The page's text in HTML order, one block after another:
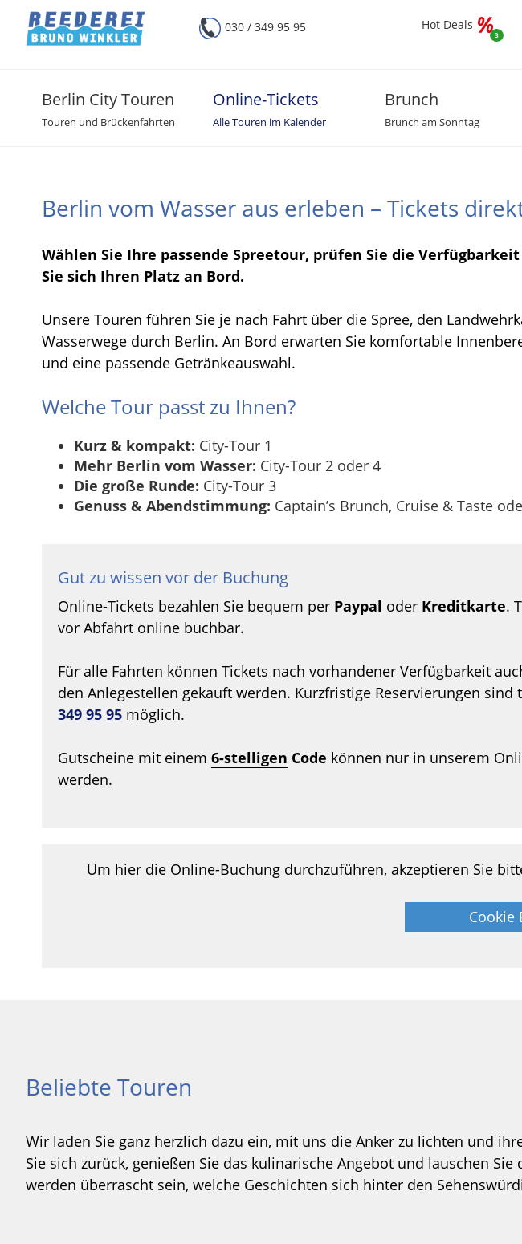
030 / 349 95 95 Hot Deals
3
Berlin City Touren
Touren und Brückenfahrten
Online-Tickets
Alle Touren im Kalender
Brunch
Brunch am Sonntag
Berlin vom Wasser aus erleben – Tickets
Wählen Sie Ihre passende Spreetour, prüfen Sie die
Sie sich Ihren Platz an Bord.
Unsere Touren führen Sie je nach Fahrt über die Spree, den
Wasserwege durch Berlin. An Bord erwarten Sie komfortable
und eine passende Getränkeauswahl.
Welche Tour passt zu Ihnen?
Kurz & kompakt: City-Tour 1
Mehr Berlin vom Wasser: City-Tour 2 oder 4
Die große Runde: City-Tour 3
Genuss & Abendstimmung: Captain’s Brunch, Cruise & Taste
Gut zu wissen vor der Buchung
Online-Tickets bezahlen Sie bequem per Paypal oder Kreditkarte.
vor Abfahrt online buchbar.
Für alle Fahrten können Tickets nach vorhandener Verfügbarkeit
den Anlegestellen gekauft werden. Kurzfristige Reservierungen
349 95 95 möglich.
Gutscheine mit einem 6-stelligen Code können nur in unserem
werden.
Um hier die Online-Buchung durchzuführen, akzeptieren Sie
Cookie
Beliebte Touren
Wir laden Sie ganz herzlich dazu ein, mit uns die Anker zu lichten und
Sie sich zurück, genießen Sie das kulinarische Angebot und lauschen
werden überrascht sein, welche Geschichten sich hinter den